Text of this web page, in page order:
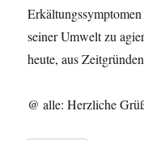
seiner Umwelt zu
heute, aus
@ alle: Herzliche